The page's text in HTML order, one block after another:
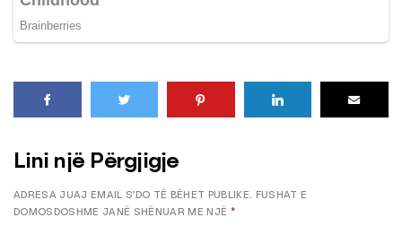
Lini një Përgjigje
ADRESA JUAJ EMAIL S’DO TË BËHET PUBLIKE. FUSHAT E
DOMOSDOSHME JANË SHËNUAR ME NJË *